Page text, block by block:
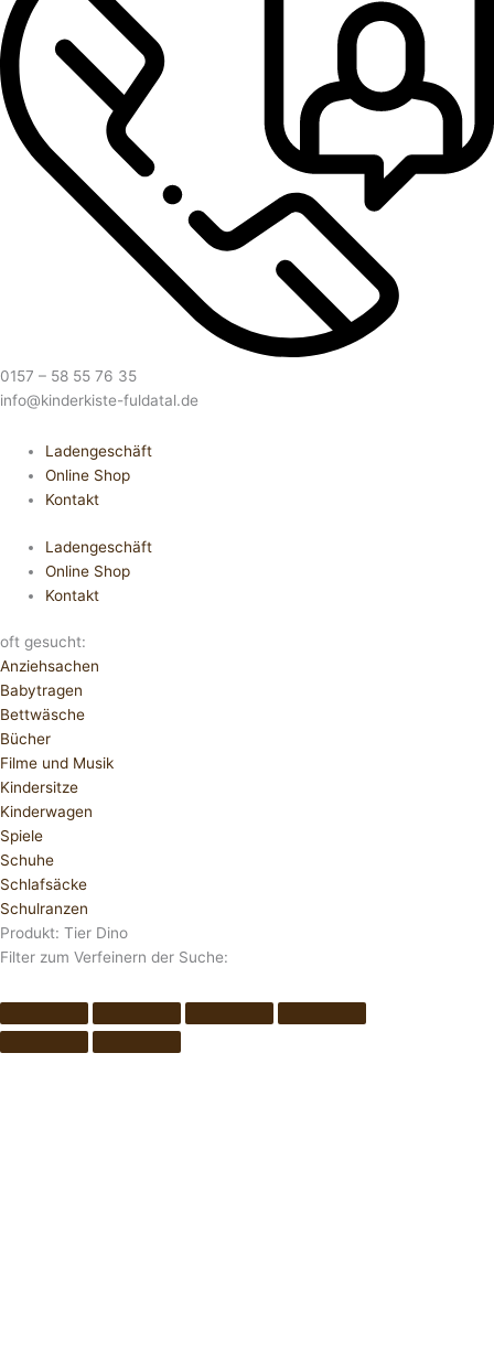
0157 – 58 55 76 35
info@kinderkiste-fuldatal.de
Ladengeschäft
Online Shop
Kontakt
Ladengeschäft
Online Shop
Kontakt
oft gesucht:
Anziehsachen
Babytragen
Bettwäsche
Bücher
Filme und Musik
Kindersitze
Kinderwagen
Spiele
Schuhe
Schlafsäcke
Schulranzen
Produkt: Tier Dino
Filter zum Verfeinern der Suche: